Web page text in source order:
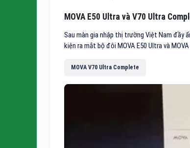
MOVA E50 Ultra và V70 Ultra
Sau màn gia nhập thị trường Việt Nam đầy
kiện ra mắt bộ đôi MOVA E50 Ultra và
MOVA V70 Ultra Complete